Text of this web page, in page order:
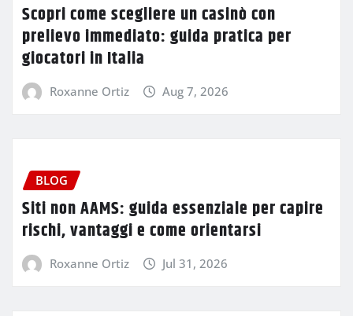
Scopri come scegliere un casinò con
prelievo immediato: guida pratica per
giocatori in Italia
Roxanne Ortiz Aug 7, 2026
BLOG
Siti non AAMS: guida essenziale per capire
rischi, vantaggi e come orientarsi
Roxanne Ortiz Jul 31, 2026